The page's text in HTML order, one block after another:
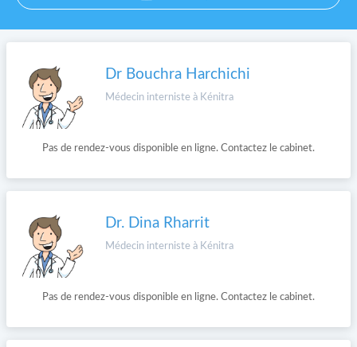
Dr Bouchra Harchichi
Médecin interniste à Kénitra
Pas de rendez-vous disponible en ligne. Contactez le cabinet.
Dr. Dina Rharrit
Médecin interniste à Kénitra
Pas de rendez-vous disponible en ligne. Contactez le cabinet.